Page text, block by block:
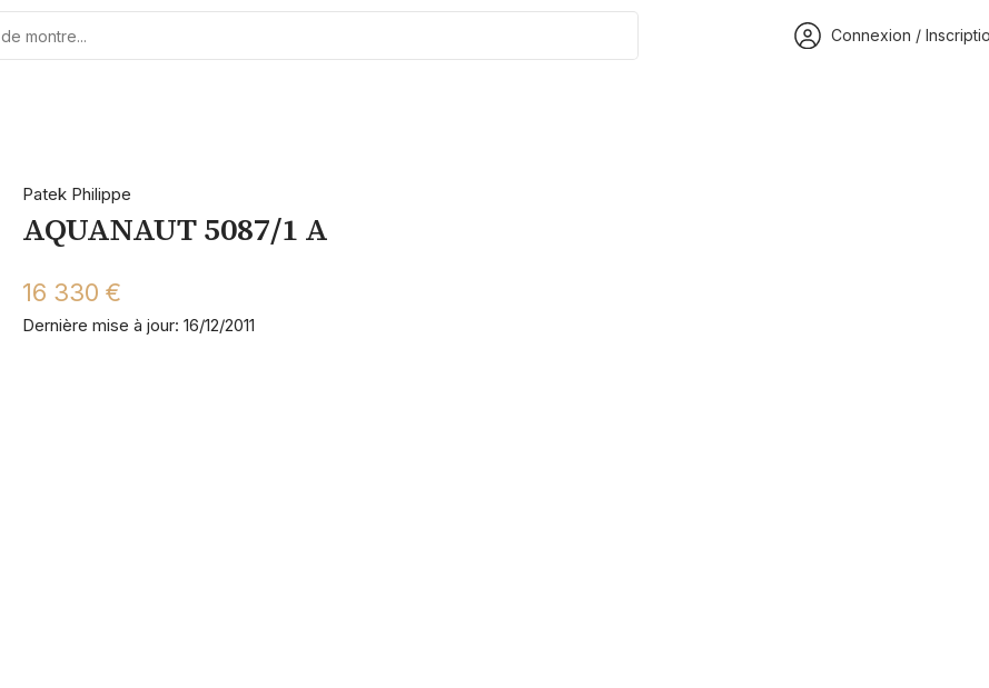
Connexion /
Patek Philippe
AQUANAUT 5087/1 A
16 330 €
Dernière mise à jour: 16/12/2011